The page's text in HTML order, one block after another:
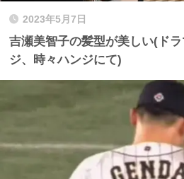
2023年5月7日
吉瀬美智子の髪型が美しい(ド
ジ、時々ハンジにて)